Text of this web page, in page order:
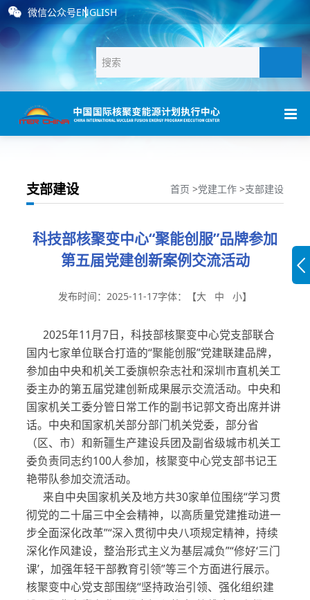
微信公众号ENGLISH
支部建设 首页 >党建工作>支部建设
科技部核聚变中心“聚能创服”品牌参加
第五届党建创新案例交流活动
发布时间：2025-11-17字体：【大 中 小】
2025年11月7日，科技部核聚变中心党支部联合
国内七家单位联合打造的“聚能创服”党建联建品牌，
参加由中央和机关工委旗帜杂志社和深圳市直机关工
委主办的第五届党建创新成果展示交流活动。中央和
国家机关工委分管日常工作的副书记郭文奇出席并讲
话。中央和国家机关部分部门机关党委，部分省
（区、市）和新疆生产建设兵团及副省级城市机关工
委负责同志约100人参加，核聚变中心党支部书记王
艳带队参加交流活动。
来自中央国家机关及地方共30家单位围绕“学习贯
彻党的二十届三中全会精神，以高质量党建推动进一
步全面深化改革”“深入贯彻中央八项规定精神，持续
深化作风建设，整治形式主义为基层减负”“修好‘三门
课’，加强年轻干部教育引领”等三个方面进行展示。
核聚变中心党支部围绕“坚持政治引领、强化组织建